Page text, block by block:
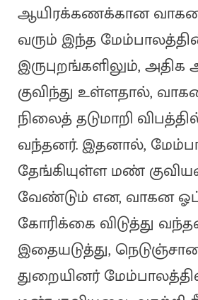
ஆயிரக்கணக்கான
வரும் இந்த
இருபுறங்களிலும்,
குவிந்து உள்ளதால்,
நிலைத் தடுமாறி
வந்தனர். இதனால்,
தேங்கியுள்ள மண்
வேண்டும் என, வாகன
கோரிக்கை விடுத்து
இதையடுத்து,
துறையினர்